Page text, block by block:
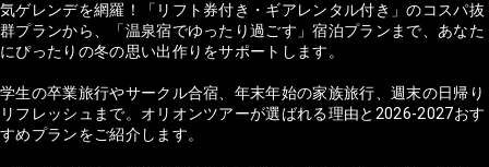
気ゲレンデを網羅！「リフト券付き・ギアレンタル付き」のコスパ抜
群プランから、「温泉宿でゆったり過ごす」宿泊プランまで、あなた
にぴったりの冬の思い出作りをサポートします。
学生の卒業旅行やサークル合宿、年末年始の家族旅行、週末の日帰り
リフレッシュまで。オリオンツアーが選ばれる理由と2026-2027おす
すめプランをご紹介します。